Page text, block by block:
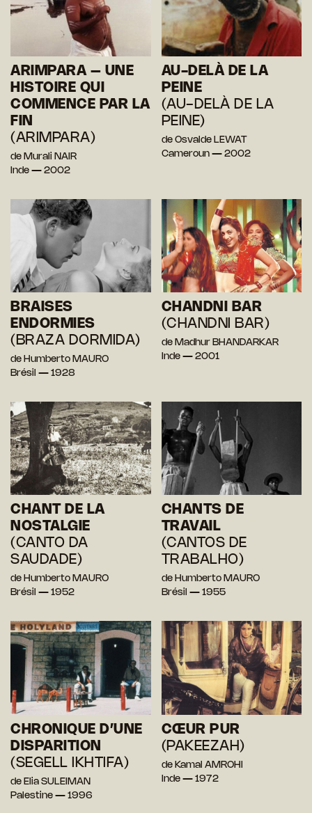
ARIMPARA – UNE
HISTOIRE QUI
COMMENCE PAR LA
FIN
(ARIMPARA)
de Murali NAIR
Inde — 2002
AU-DELÀ DE LA
PEINE
(AU-DELÀ DE LA
PEINE)
de Osvalde LEWAT
Cameroun — 2002
BRAISES
ENDORMIES
(BRAZA DORMIDA)
de Humberto MAURO
Brésil — 1928
CHANDNI BAR
(CHANDNI BAR)
de Madhur BHANDARKAR
Inde — 2001
CHANT DE LA
NOSTALGIE
(CANTO DA
SAUDADE)
de Humberto MAURO
Brésil — 1952
CHANTS DE
TRAVAIL
(CANTOS DE
TRABALHO)
de Humberto MAURO
Brésil — 1955
CHRONIQUE D’UNE
DISPARITION
(SEGELL IKHTIFA)
de Elia SULEIMAN
Palestine — 1996
CŒUR PUR
(PAKEEZAH)
de Kamal AMROHI
Inde — 1972